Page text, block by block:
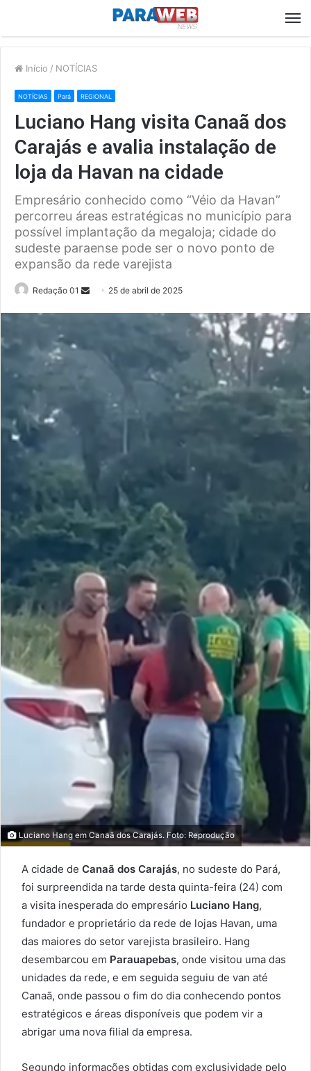
Início / NOTÍCIAS
NOTÍCIAS Pará REGIONAL
Luciano Hang visita Canaã dos
Carajás e avalia instalação de
loja da Havan na cidade
Empresário conhecido como “Véio da Havan”
percorreu áreas estratégicas no município para
possível implantação da megaloja; cidade do
sudeste paraense pode ser o novo ponto de
expansão da rede varejista
Redação 01
Send 25 de abril de 2025
Luciano Hang em Canaã dos Carajás. Foto: Reprodução
A cidade de Canaã dos Carajás, no sudeste do Pará,
foi surpreendida na tarde desta quinta-feira (24) com
a visita inesperada do empresário Luciano Hang,
fundador e proprietário da rede de lojas Havan, uma
das maiores do setor varejista brasileiro. Hang
desembarcou em Parauapebas, onde visitou uma das
unidades da rede, e em seguida seguiu de van até
Canaã, onde passou o fim do dia conhecendo pontos
estratégicos e áreas disponíveis que podem vir a
abrigar uma nova filial da empresa.
Segundo informações obtidas com exclusividade pelo